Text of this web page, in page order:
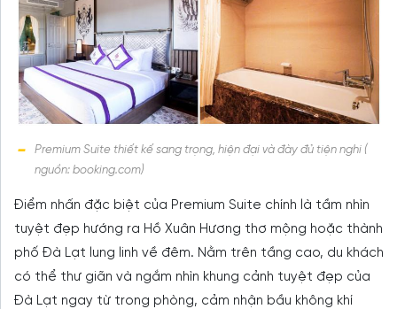
Premium Suite thiết kế sang trọng, hiện đại và đày đủ tiện nghi (
nguồn: booking.com)
Điểm nhấn đặc biệt của Premium Suite chính là tầm nhìn
tuyệt đẹp hướng ra Hồ Xuân Hương thơ mộng hoặc thành
phố Đà Lạt lung linh về đêm. Nằm trên tầng cao, du khách
có thể thư giãn và ngắm nhìn khung cảnh tuyệt đẹp của
Đà Lạt ngay từ trong phòng, cảm nhận bầu không khí